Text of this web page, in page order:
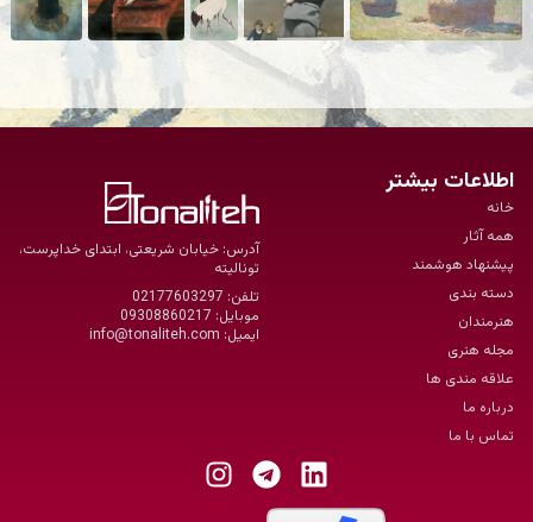
آدرس: خیابان شریعتی، ابتدای خداپرست،
تونالیته
تلفن: 02177603297
موبایل: 09308860217
ایمیل: info@tonaliteh.com
اطلاعات بیشتر
خانه
همه آثار
پیشنهاد هوشمند
دسته بندی
هنرمندان
مجله هنری
علاقه مندی ها
درباره ما
تماس با ما